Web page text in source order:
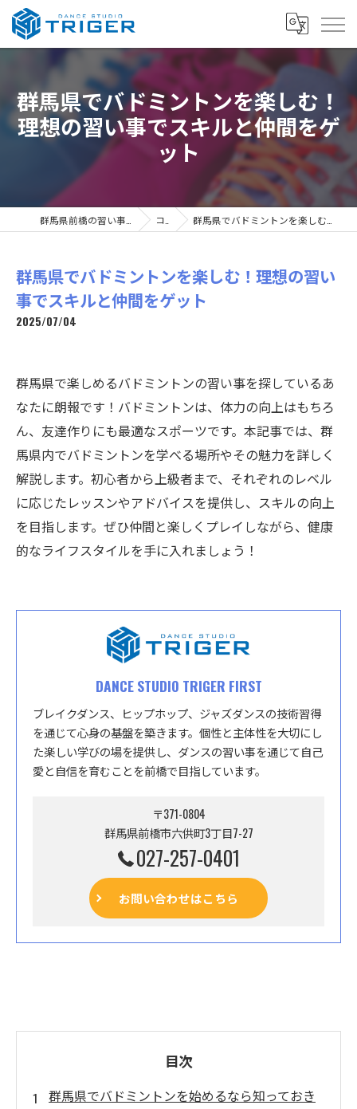
群馬県でバドミントンを楽しむ！
理想の習い事でスキルと仲間をゲ
ット
コラム 群馬県でバドミントンを楽しむ！理想の習い事でスキルと仲間をゲット
群馬県でバドミントンを楽しむ！理想の習い
事でスキルと仲間をゲット
2025/07/04
群馬県で楽しめるバドミントンの習い事を探しているあ
なたに朗報です！バドミントンは、体力の向上はもちろ
ん、友達作りにも最適なスポーツです。本記事では、群
馬県内でバドミントンを学べる場所やその魅力を詳しく
解説します。初心者から上級者まで、それぞれのレベル
に応じたレッスンやアドバイスを提供し、スキルの向上
を目指します。ぜひ仲間と楽しくプレイしながら、健康
的なライフスタイルを手に入れましょう！
DANCE STUDIO TRIGER FIRST
ブレイクダンス、ヒップホップ、ジャズダンスの技術習得
を通じて心身の基盤を築きます。個性と主体性を大切にし
た楽しい学びの場を提供し、ダンスの習い事を通じて自己
愛と自信を育むことを前橋で目指しています。
〒371-0804
群馬県前橋市六供町3丁目7-27
027-257-0401
お問い合わせはこちら
目次
群馬県でバドミントンを始めるなら知っておき